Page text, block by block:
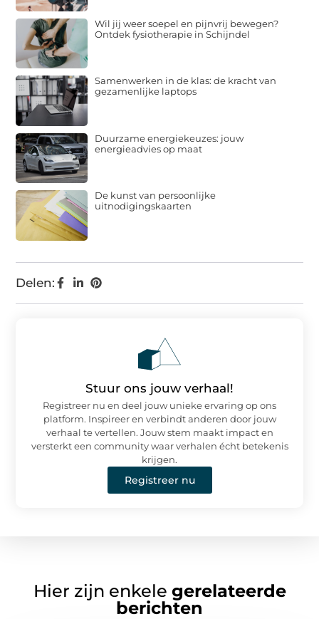
Delen:
Wil jij weer soepel en pijnvrij bewegen?
Ontdek fysiotherapie in Schijndel
Samenwerken in de klas: de kracht van
gezamenlijke laptops
Duurzame energiekeuzes: jouw
energieadvies op maat
De kunst van persoonlijke
uitnodigingskaarten
Stuur ons jouw verhaal!
Registreer nu en deel jouw unieke ervaring op ons
platform. Inspireer en verbindt anderen door jouw
verhaal te vertellen. Jouw stem maakt impact en
versterkt een community waar verhalen écht betekenis
krijgen.
Registreer nu
Hier zijn enkele gerelateerde
berichten